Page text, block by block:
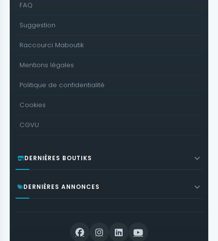
FAQ
Suggestion
Raccourci Maboutik
Mentions légales
Politique de confidentialité
Cookies
CGVU
DERNIÈRES BOUTIKS
DERNIÈRES ANNONCES